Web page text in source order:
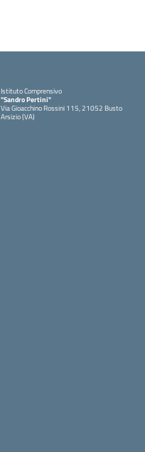
Istituto Comprensivo
"Sandro Pertini"
Via Gioacchino Rossini 115, 21052 Busto
Arsizio (VA)